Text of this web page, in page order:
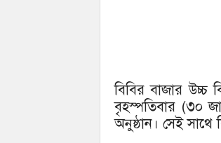
বিবির বাজার উচ্চ
বৃহস্পতিবার (৩০
অনুষ্ঠান। সেই সাথে